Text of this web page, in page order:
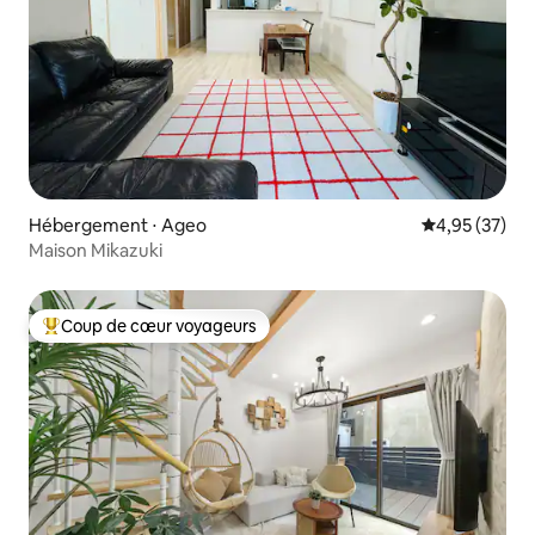
Hébergement ⋅ Ageo Évaluation
4,95 (37)
Maison Mikazuki
Coups de cœur voyageurs les plus appréciés
Coup de cœur voyageurs